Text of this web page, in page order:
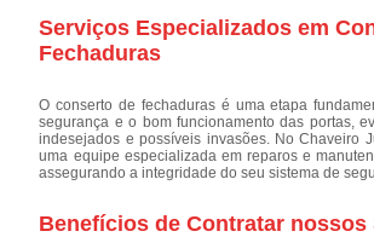
Serviços Especializados em
Fechaduras
O conserto de fechaduras é uma etapa
segurança e o bom funcionamento das portas,
indesejados e possíveis invasões. No Chaveiro
uma equipe especializada em reparos e
assegurando a integridade do seu sistema de
Benefícios de Contratar nossos